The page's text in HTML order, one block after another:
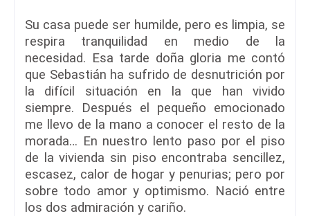
Su casa puede ser humilde, pero es limpia, se
respira tranquilidad en medio de la
necesidad. Esa tarde doña gloria me contó
que Sebastián ha sufrido de desnutrición por
la difícil situación en la que han vivido
siempre. Después el pequeño emocionado
me llevo de la mano a conocer el resto de la
morada… En nuestro lento paso por el piso
de la vivienda sin piso encontraba sencillez,
escasez, calor de hogar y penurias; pero por
sobre todo amor y optimismo. Nació entre
los dos admiración y cariño.